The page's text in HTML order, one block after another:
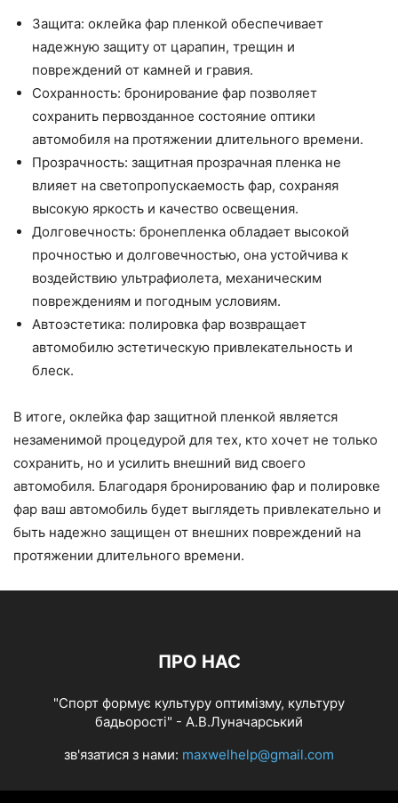
Защита: оклейка фар пленкой обеспечивает
надежную защиту от царапин, трещин и
повреждений от камней и гравия.
Сохранность: бронирование фар позволяет
сохранить первозданное состояние оптики
автомобиля на протяжении длительного времени.
Прозрачность: защитная прозрачная пленка не
влияет на светопропускаемость фар, сохраняя
высокую яркость и качество освещения.
Долговечность: бронепленка обладает высокой
прочностью и долговечностью, она устойчива к
воздействию ультрафиолета, механическим
повреждениям и погодным условиям.
Автоэстетика: полировка фар возвращает
автомобилю эстетическую привлекательность и
блеск.
В итоге, оклейка фар защитной пленкой является
незаменимой процедурой для тех, кто хочет не только
сохранить, но и усилить внешний вид своего
автомобиля. Благодаря бронированию фар и полировке
фар ваш автомобиль будет выглядеть привлекательно и
быть надежно защищен от внешних повреждений на
протяжении длительного времени.
ПРО НАС
"Спорт формує культуру оптимізму, культуру
бадьорості" - А.В.Луначарський
зв'язатися з нами: maxwelhelp@gmail.com